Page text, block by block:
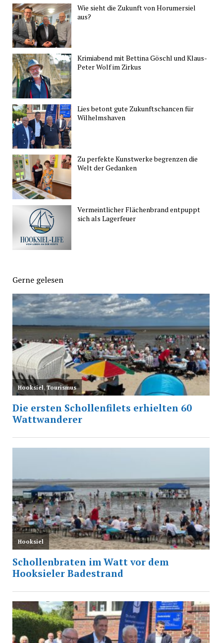
Wie sieht die Zukunft von Horumersiel
aus?
Krimiabend mit Bettina Göschl und Klaus-
Peter Wolf im Zirkus
Lies betont gute Zukunftschancen für
Wilhelmshaven
Zu perfekte Kunstwerke begrenzen die
Welt der Gedanken
Vermeintlicher Flächenbrand entpuppt
sich als Lagerfeuer
Gerne gelesen